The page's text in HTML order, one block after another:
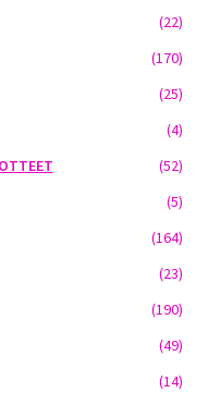
(22)
(170)
(25)
(4)
(52)
(5)
(164)
(23)
(190)
(49)
(14)